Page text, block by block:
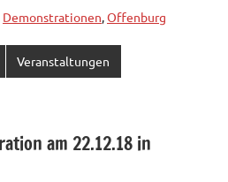
Demonstrationen,Offenburg
Veranstaltungen
am 22.12.18 in